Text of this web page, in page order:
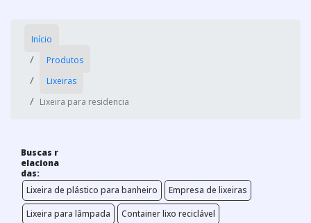
Início
Produtos
Lixeiras
Lixeira para residencia
Buscas r
elaciona
das:
Lixeira de plástico para banheiro
Empresa de lixeiras
Lixeira para lâmpada
Container lixo reciclável